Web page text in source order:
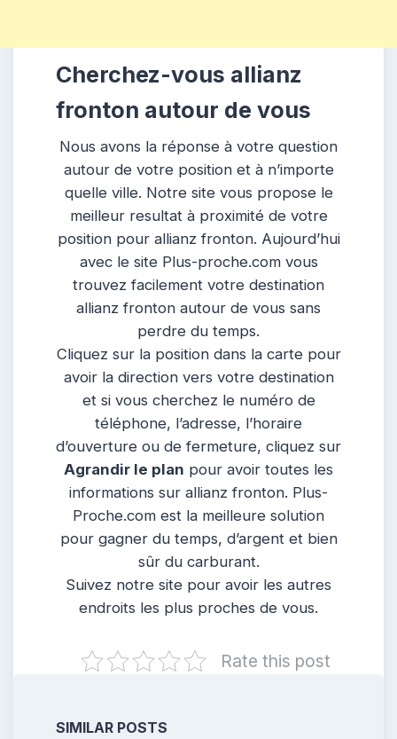
Cherchez-vous allianz
fronton autour de vous
Nous avons la réponse à votre question
autour de votre position et à n’importe
quelle ville. Notre site vous propose le
meilleur resultat à proximité de votre
position pour allianz fronton. Aujourd’hui
avec le site Plus-proche.com vous
trouvez facilement votre destination
allianz fronton autour de vous sans
perdre du temps.
Cliquez sur la position dans la carte pour
avoir la direction vers votre destination
et si vous cherchez le numéro de
téléphone, l’adresse, l’horaire
d’ouverture ou de fermeture, cliquez sur
Agrandir le plan pour avoir toutes les
informations sur allianz fronton. Plus-
Proche.com est la meilleure solution
pour gagner du temps, d’argent et bien
sûr du carburant.
Suivez notre site pour avoir les autres
endroits les plus proches de vous.
Rate this post
SIMILAR POSTS